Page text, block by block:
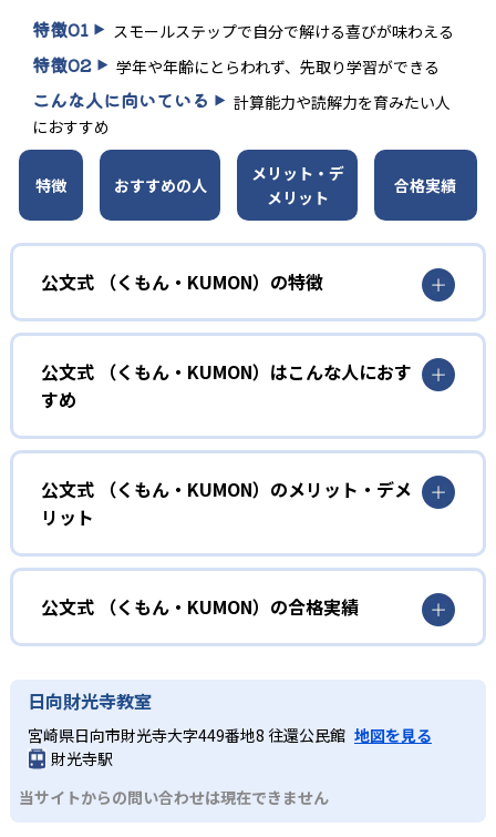
特徴01 スモールステップで自分で解ける喜びが味わえる
特徴02 学年や年齢にとらわれず、先取り学習ができる
こんな人に向いている
計算能力や読解力を育みたい人
におすすめ
特徴 おすすめの人
メリット・デ
メリット
合格実績
公文式 （くもん・KUMON）の特徴
01
無学年式の学力別学習
KUMONでは、年齢や学年にとらわれずに、一人ひとりの学
力に応じたレベルから学習を始めている。
確実に100点が取れるレベルから少しずつ難易度を上げてい
しさを経験できる。
KUMONの教材は、簡単な問題から高度な問題へと、スモー
ルステップで進んでいけるよう工夫されている。このスタ
イルは子どもの学習意欲をかき立てるため、教えてもらう
という受け身の姿勢ではなく、自ら進んで学ぶ姿勢を身に
つけられるだろう。
また、自学学習スタイルで学ぶ子どもたちは、自らの学習
課題に気がつくようになる。学年を超えた範囲も学習でき
るため、早い時期から高校教材に進む生徒もいる。
03 フレキシブルな受講スタイル
公文式 （くもん・KUMON）はこんな人におす
すめ
幼児
小学校に入る準備をしたい幼児向け
KUMONでは細かいステップに分かれた教材で、わかる楽し
さを経験しながら無理なく力を高めていける。
性格や学習への取り組み姿勢に合わせて内容も調整するた
め、小学校に入ってもつまずきにくい学力を身につけられ
るだろう。
中学に向けて苦手教科を克服したい子ども向け
KUMONでは経験豊富な先生が、子どものやる気を引き出せ
るよう適切なヒントを与えたり、声かけをしたりしてい
少しずつ苦手意識を克服できるだろう。
公文式 （くもん・KUMON）のメリット・デメ
リット
どんなメリットがある？
KUMONでは自学自習スタイルで勉強するため、集中力や目
標に向かって頑張りやり抜く力を育むことができる。ま
た、年齢や学年にとらわれずに自分の学力に相応したレベ
ルから学習できるため、難しすぎてやる気を損ねたり、簡
単すぎて退屈することもない。
どんなデメリットがある？
KUMONでは、中高生のクラスでも数学・英語・国語の3教
科に限られるため、その他の教科に関しては他塾を検討す
る必要があるだろう。
公文式 （くもん・KUMON）の合格実績
KUMONは、公式サイトでは合格実績は公開していない。志
望校への実績があるかどうかは、通う予定の教室に問い合
わせたい。
日向財光寺教室
宮崎県日向市財光寺大字449番地8 往還公民館 地図を見る
財光寺駅
当サイトからの問い合わせは現在できません